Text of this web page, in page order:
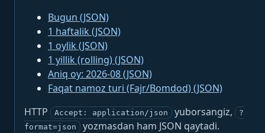
Bugun (JSON)
1 haftalik (JSON)
1 oylik (JSON)
1 yillik (rolling) (JSON)
Aniq oy: 2026-08 (JSON)
Faqat namoz turi (Fajr/Bomdod) (JSON)
HTTP
Accept: application/json yuborsangiz,
?
format=json
yozmasdan ham JSON qaytadi.